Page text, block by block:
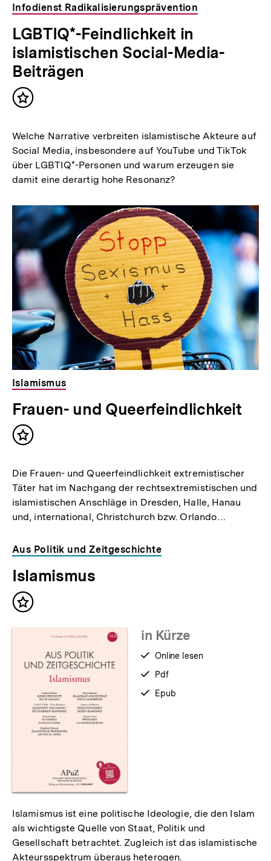
Infodienst Radikalisierungsprävention
LGBTIQ*-Feindlichkeit in
islamistischen Social-Media-
Beiträgen
Inhalt
Welche Narrative verbreiten islamistische Akteure auf
Social Media, insbesondere auf YouTube und TikTok
über LGBTIQ*-Personen und warum erzeugen sie
damit eine derartig hohe Resonanz?
Islamismus
Frauen- und Queerfeindlichkeit
Inhalt
Die Frauen- und Queerfeindlichkeit extremistischer
Täter hat im Nachgang der rechtsextremistischen und
islamistischen Anschläge in Dresden, Halle, Hanau
und, international, Christchurch bzw. Orlando…
Aus Politik und Zeitgeschichte
Islamismus
Inhalt
in Kürze
verfügbar
Online lesen
verfügbar
Pdf
verfügbar
Epub
Islamismus ist eine politische Ideologie, die den Islam
als wichtigste Quelle von Staat, Politik und
Gesellschaft betrachtet. Zugleich ist das islamistische
Akteursspektrum überaus heterogen.